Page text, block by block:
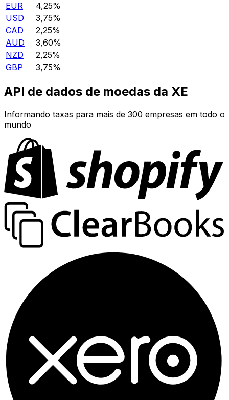
EUR
4,25%
USD
3,75%
CAD
2,25%
AUD
3,60%
NZD
2,25%
GBP
3,75%
API de dados de moedas da XE
Informando taxas para mais de 300 empresas em todo o
mundo